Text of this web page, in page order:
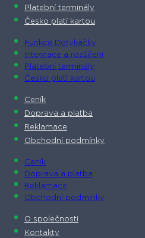
Platební terminály
Česko platí kartou
Funkce Dotykačky
Integrace a rozšíření
Platební terminály
Česko platí kartou
Ceník
Doprava a platba
Reklamace
Obchodní podmínky
Ceník
Doprava a platba
Reklamace
Obchodní podmínky
O společnosti​
Kontakty